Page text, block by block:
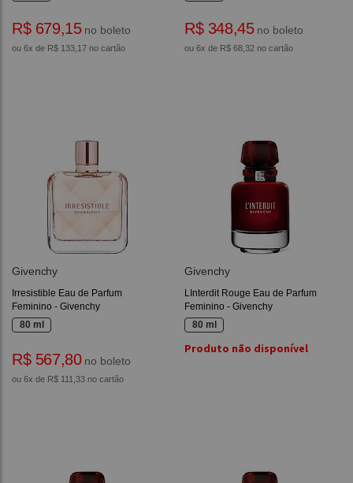
R$ 679,15no boleto
ou 6x de R$ 133,17 no cartão
R$ 348,45no boleto
ou 6x de R$ 68,32 no cartão
Givenchy
Irresistible Eau de Parfum
Feminino - Givenchy
80 ml
R$ 567,80no boleto
ou 6x de R$ 111,33 no cartão
Givenchy
LInterdit Rouge Eau de Parfum
Feminino - Givenchy
80 ml
Produto não disponível